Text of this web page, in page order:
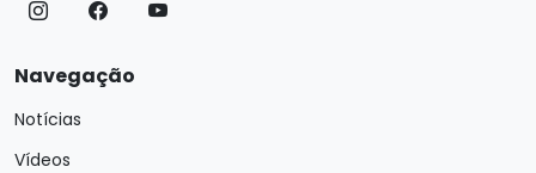
Navegação
Notícias
Vídeos